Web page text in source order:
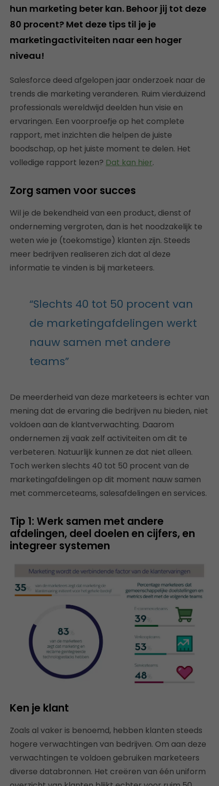
hun marketing beter kan. Behoor jij tot deze
80 procent? Met deze tips til je je
marketingactiviteiten naar een hoger
niveau!
Salesforce deed afgelopen jaar onderzoek naar de
trends die marketing veranderen. Ruim vierduizend
professionals wereldwijd deelden hun visie en
ervaringen. Een voorproefje op het complete
rapport, met inzichten die helpen de juiste
boodschap, op het juiste moment te delen. Het
volledige rapport lezen? Dat kan hier.
Zorg samen voor succes
Wil je de bekendheid van een product, dienst of
onderneming vergroten, dan is het noodzakelijk te
weten wie je (toekomstige) klanten zijn. Steeds
meer bedrijven realiseren zich dat al deze
informatie te vinden is bij marketeers.
“Slechts 40 tot 50 procent van
de marketingafdelingen werkt
nauw samen met andere
teams”
De meerderheid van deze marketeers is echter van
mening dat de ervaring die bedrijven nu bieden, niet
voldoen aan de klantverwachting. Daarom
ondernemen zij vaak zelf activiteiten om dit te
verbeteren. Natuurlijk kunnen ze dat niet alleen.
Toch werken slechts 40 tot 50 procent van de
marketingafdelingen op dit moment nauw samen
met commerceteams, salesafdelingen en services.
Tip 1: Werk samen met andere
afdelingen, deel doelen en cijfers, en
integreer systemen
Ken je klant
Zoals al vaker is benoemd, hebben klanten steeds
hogere verwachtingen van bedrijven. Om aan deze
verwachtingen te voldoen gebruiken marketeers
diverse databronnen. Het creëren van één uniform